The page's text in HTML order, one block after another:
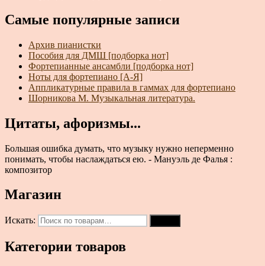
Самые популярные записи
Архив пианистки
Пособия для ДМШ [подборка нот]
Фортепианные ансамбли [подборка нот]
Ноты для фортепиано [А-Я]
Аппликатурные правила в гаммах для фортепиано
Шорникова М. Музыкальная литература.
Цитаты, афоризмы...
Большая ошибка думать, что музыку нужно неперменно
понимать, чтобы наслаждаться ею. - Мануэль де Фалья :
композитор
Магазин
Искать:
Категории товаров